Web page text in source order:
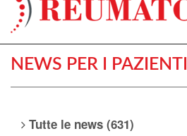
NEWS PER I PAZIENTI
Tutte le news (631)